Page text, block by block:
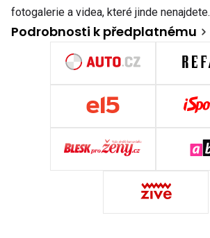
fotogalerie a videa, které jinde nenajdete.
Podrobnosti k předplatnému